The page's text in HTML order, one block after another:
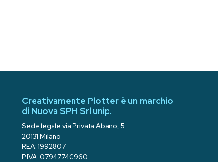
Creativamente Plotter è un marchio
di Nuova SPH Srl unip.
Sede legale via Privata Abano, 5
20131 Milano
REA: 1992807
P.IVA: 07947740960